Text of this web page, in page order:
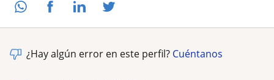
¿Hay algún error en este perfil? Cuéntanos